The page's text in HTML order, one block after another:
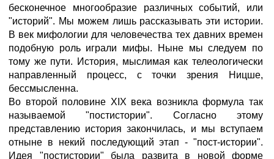
бесконечное многообразие различных событий, или
"историй". Мы можем лишь рассказывать эти истории.
В век мифологии для человечества тех давних времен
подобную роль играли мифы. Ныне мы следуем по
тому же пути. История, мыслимая как телеологически
направленный процесс, с точки зрения Ницше,
бессмысленна.
Во второй половине XIX века возникла формула так
называемой "постистории". Согласно этому
представлению история закончилась, и мы вступаем
отныне в некий последующий этап - "пост-истории".
Идея "постистории" была развита в новой форме